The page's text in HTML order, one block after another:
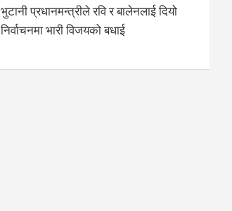
भुटानी प्रधानमन्त्रीले रवि र बालेनलाई दियो
निर्वाचनमा भारी विजयको बधाई